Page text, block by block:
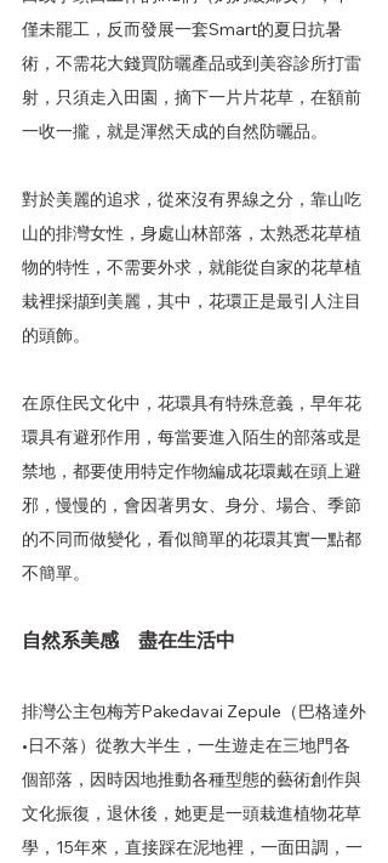
僅未罷工，反而發展一套Smart的夏日抗暑
術，不需花大錢買防曬產品或到美容診所打雷
射，只須走入田園，摘下一片片花草，在額前
一收一攏，就是渾然天成的自然防曬品。
對於美麗的追求，從來沒有界線之分，靠山吃
山的排灣女性，身處山林部落，太熟悉花草植
物的特性，不需要外求，就能從自家的花草植
栽裡採擷到美麗，其中，花環正是最引人注目
的頭飾。
在原住民文化中，花環具有特殊意義，早年花
環具有避邪作用，每當要進入陌生的部落或是
禁地，都要使用特定作物編成花環戴在頭上避
邪，慢慢的，會因著男女、身分、場合、季節
的不同而做變化，看似簡單的花環其實一點都
不簡單。
自然系美感　盡在生活中
排灣公主包梅芳Pakedavai Zepule（巴格達外
•日不落）從教大半生，一生遊走在三地門各
個部落，因時因地推動各種型態的藝術創作與
文化振復，退休後，她更是一頭栽進植物花草
學，15年來，直接踩在泥地裡，一面田調，一